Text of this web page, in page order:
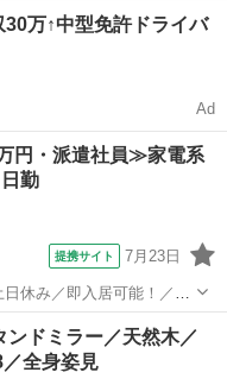
具 ジャングル
30万↑中型免許ドライバ
Ad
円・派遣社員≫家電系
勤
提携サイト 7月23日
休み／即入居可能！／伊
き
ンドミラー／天然木／
全身姿見